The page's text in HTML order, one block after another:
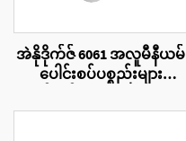
အဲနိုဒိုက်ဇ် 6061 အလူမီနီယမ်
ပေါင်းစပ်ပစ္စည်းများ
လည်း